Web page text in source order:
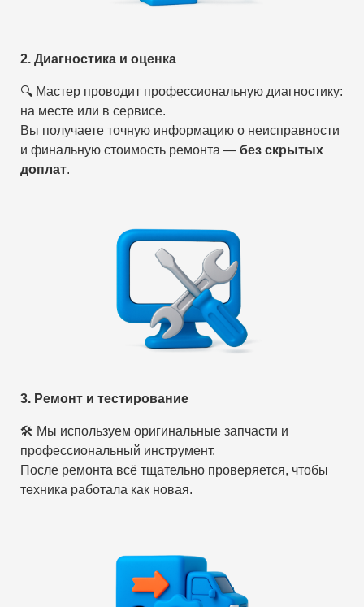
2. Диагностика и оценка
🔍 Мастер проводит профессиональную диагностику:
на месте или в сервисе.
Вы получаете точную информацию о неисправности
и финальную стоимость ремонта — без скрытых
доплат.
3. Ремонт и тестирование
🛠 Мы используем оригинальные запчасти и
профессиональный инструмент.
После ремонта всё тщательно проверяется, чтобы
техника работала как новая.